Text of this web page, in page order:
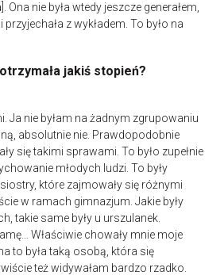
Ona nie była wtedy jeszcze generałem,
z wykładem. To było na
jakiś stopień?
Ja nie byłam na żadnym zgrupowaniu
absolutnie nie. Prawdopodobnie
się takimi sprawami. To było zupełnie
młodych ludzi. To były
które zajmowały się różnymi
w ramach gimnazjum. Jakie były
takie same były u urszulanek.
Właściwie chowały mnie moje
to była taką osobą, która się
też widywałam bardzo rzadko.